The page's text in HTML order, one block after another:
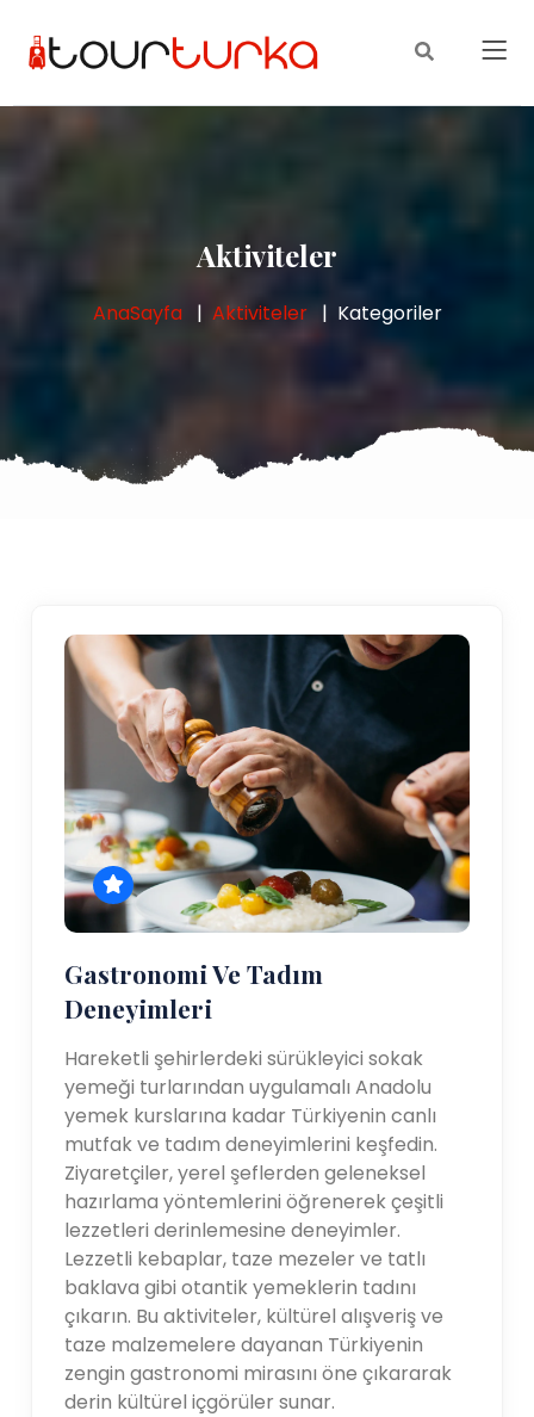
Aktiviteler
AnaSayfa Aktiviteler Kategoriler
Gastronomi Ve Tadım
Deneyimleri
Hareketli şehirlerdeki sürükleyici sokak
yemeği turlarından uygulamalı Anadolu
yemek kurslarına kadar Türkiyenin canlı
mutfak ve tadım deneyimlerini keşfedin.
Ziyaretçiler, yerel şeflerden geleneksel
hazırlama yöntemlerini öğrenerek çeşitli
lezzetleri derinlemesine deneyimler.
Lezzetli kebaplar, taze mezeler ve tatlı
baklava gibi otantik yemeklerin tadını
çıkarın. Bu aktiviteler, kültürel alışveriş ve
taze malzemelere dayanan Türkiyenin
zengin gastronomi mirasını öne çıkararak
derin kültürel içgörüler sunar.